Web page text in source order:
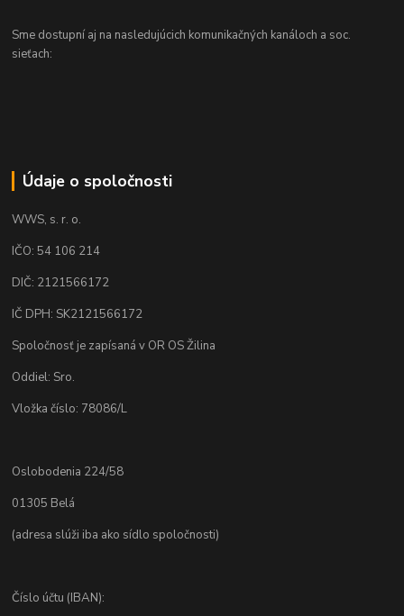
Sme dostupní aj na nasledujúcich komunikačných kanáloch a soc.
sieťach:
Údaje o spoločnosti
WWS, s. r. o.
IČO: 54 106 214
DIČ: 2121566172
IČ DPH: SK2121566172
Spoločnosť je zapísaná v OR OS Žilina
Oddiel: Sro.
Vložka číslo: 78086/L
Oslobodenia 224/58
01305 Belá
(adresa slúži iba ako sídlo spoločnosti)
Číslo účtu (IBAN):